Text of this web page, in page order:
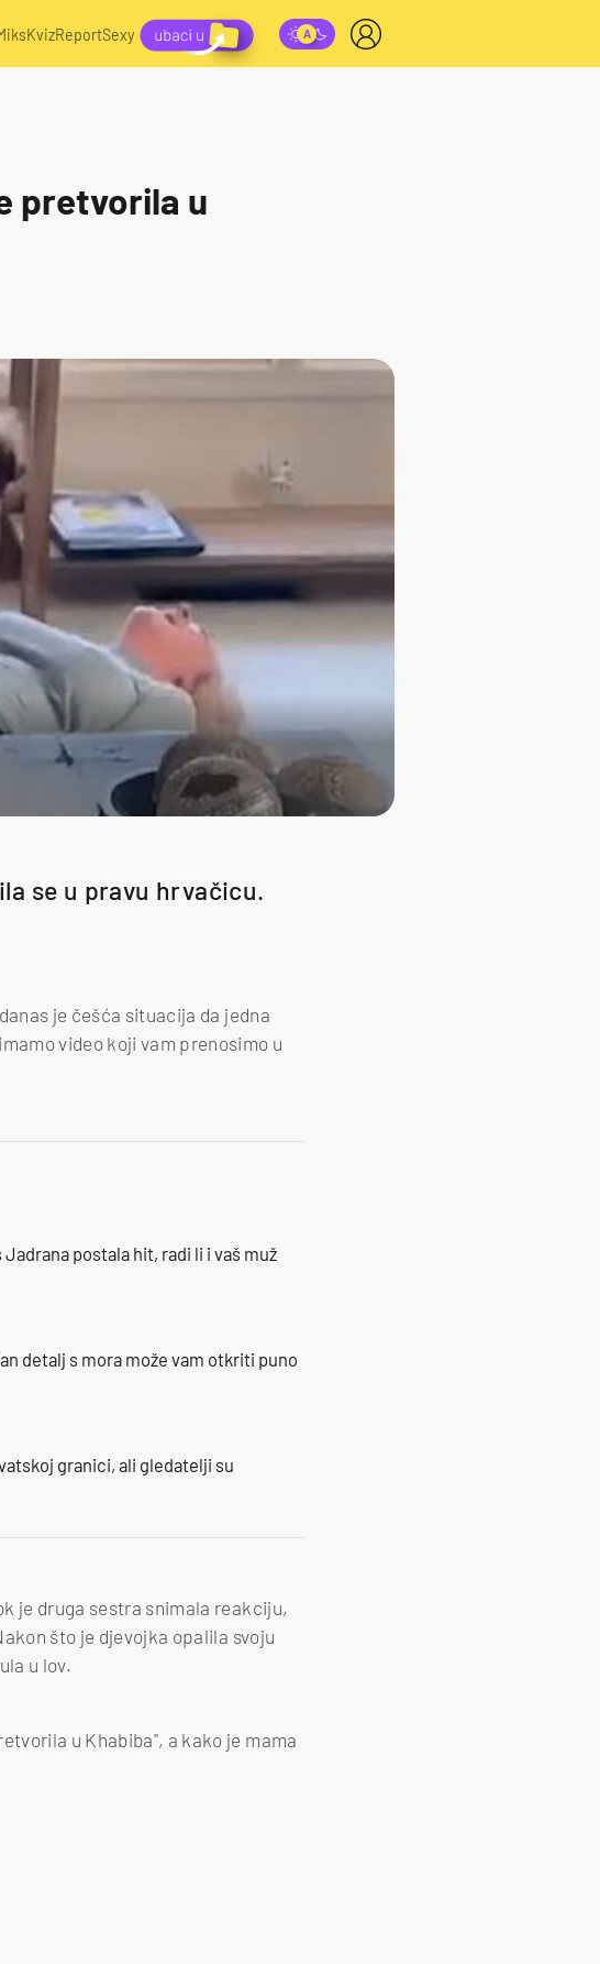
KvizReportSexy
pretvorila u
se u pravu hrvačicu.
je češća situacija da jedna
video koji vam prenosimo u
Jadrana postala hit, radi li i vaš muž
detalj s mora može vam otkriti puno
granici, ali gledatelji su
je druga sestra snimala reakciju,
što je djevojka opalila svoju
u lov.
u Khabiba", a kako je mama